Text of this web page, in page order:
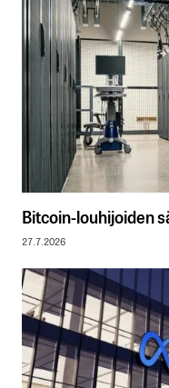
Bitcoin-louhijoiden
27.7.2026